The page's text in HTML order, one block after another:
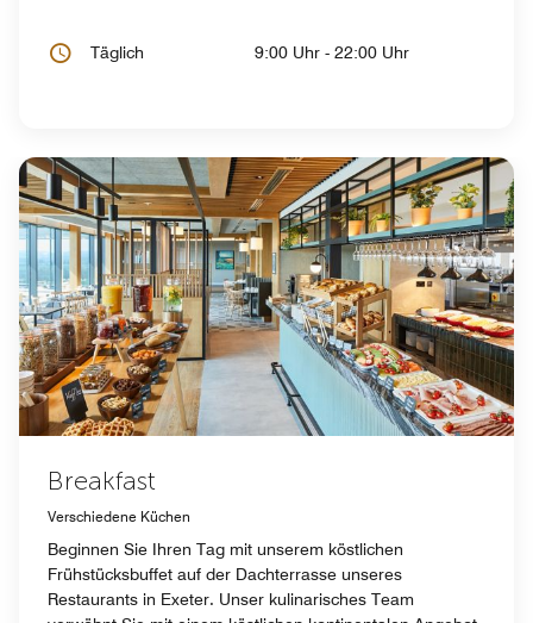
Täglich 9:00 Uhr - 22:00 Uhr
Breakfast
Verschiedene Küchen
Beginnen Sie Ihren Tag mit unserem köstlichen
Frühstücksbuffet auf der Dachterrasse unseres
Restaurants in Exeter. Unser kulinarisches Team